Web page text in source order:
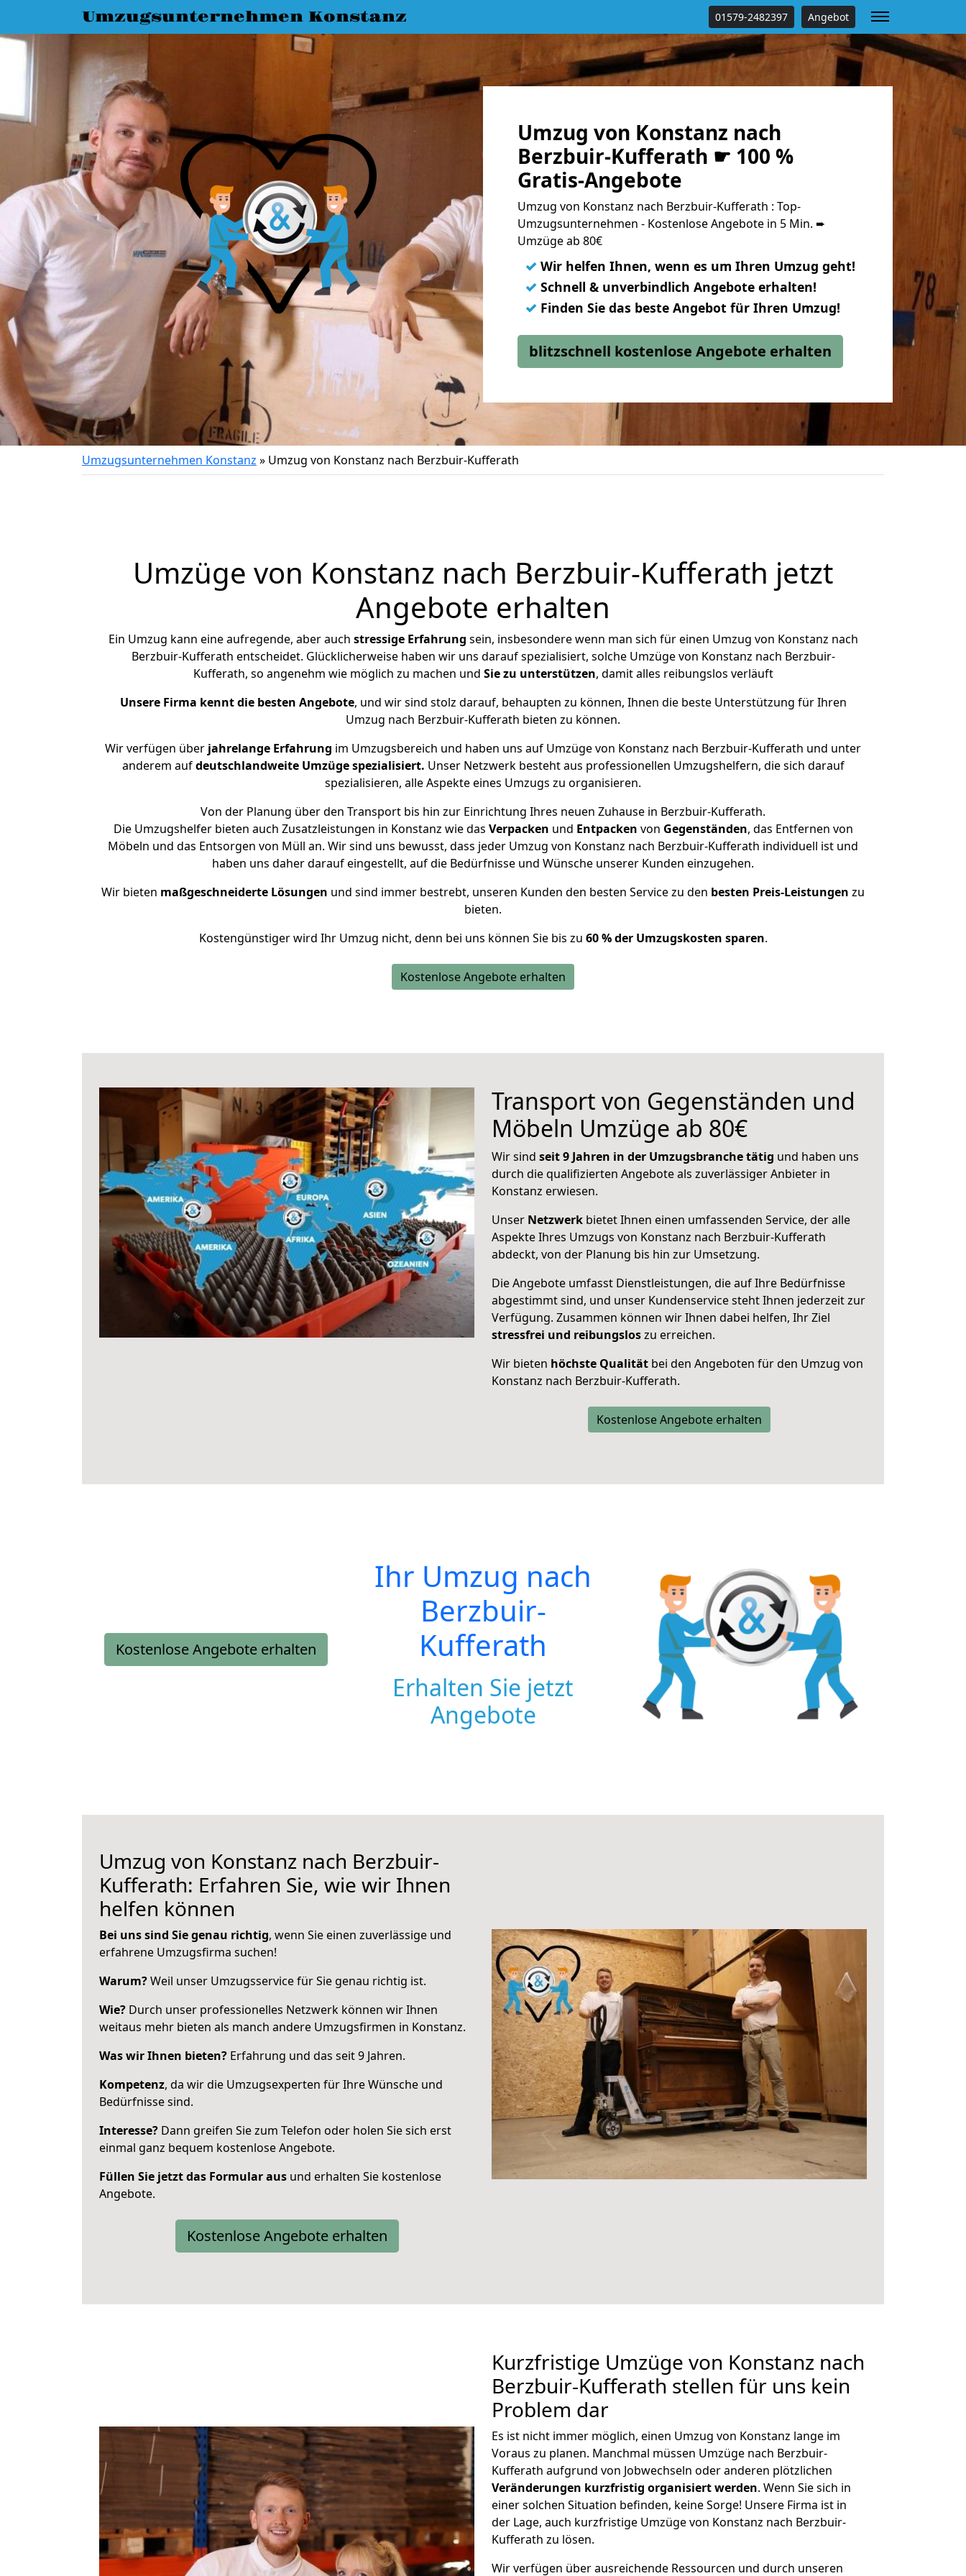
Umzugsunternehmen Konstanz 01579-2482397 Angebot
Umzug von Konstanz nach
Berzbuir-Kufferath ☛ 100 %
Gratis-Angebote
Umzug von Konstanz nach Berzbuir-Kufferath : Top-
Umzugsunternehmen - Kostenlose Angebote in 5 Min. ➨
Umzüge ab 80€
✓ Wir helfen Ihnen, wenn es um Ihren Umzug geht!
✓ Schnell & unverbindlich Angebote erhalten!
✓ Finden Sie das beste Angebot für Ihren Umzug!
blitzschnell kostenlose Angebote erhalten
Umzugsunternehmen Konstanz » Umzug von Konstanz nach Berzbuir-Kufferath
Umzüge von Konstanz nach Berzbuir-Kufferath jetzt
Angebote erhalten
Ein Umzug kann eine aufregende, aber auch stressige Erfahrung sein, insbesondere wenn man sich für einen Umzug von Konstanz nach
Berzbuir-Kufferath entscheidet. Glücklicherweise haben wir uns darauf spezialisiert, solche Umzüge von Konstanz nach Berzbuir-
Kufferath, so angenehm wie möglich zu machen und Sie zu unterstützen, damit alles reibungslos verläuft
Unsere Firma kennt die besten Angebote, und wir sind stolz darauf, behaupten zu können, Ihnen die beste Unterstützung für Ihren
Umzug nach Berzbuir-Kufferath bieten zu können.
Wir verfügen über jahrelange Erfahrung im Umzugsbereich und haben uns auf Umzüge von Konstanz nach Berzbuir-Kufferath und unter
anderem aufdeutschlandweite Umzüge spezialisiert. Unser Netzwerk besteht aus professionellen Umzugshelfern, die sich darauf
spezialisieren, alle Aspekte eines Umzugs zu organisieren.
Von der Planung über den Transport bis hin zur Einrichtung Ihres neuen Zuhause in Berzbuir-Kufferath.
Die Umzugshelfer bieten auch Zusatzleistungen in Konstanz wie das Verpacken und Entpacken von Gegenständen, das Entfernen von
Möbeln und das Entsorgen von Müll an. Wir sind uns bewusst, dass jeder Umzug von Konstanz nach Berzbuir-Kufferath individuell ist und
haben uns daher darauf eingestellt, auf die Bedürfnisse und Wünsche unserer Kunden einzugehen.
Wir bieten maßgeschneiderte Lösungen und sind immer bestrebt, unseren Kunden den besten Service zu den besten Preis-Leistungen zu
bieten.
Kostengünstiger wird Ihr Umzug nicht, denn bei uns können Sie bis zu 60 % der Umzugskosten sparen.
Kostenlose Angebote erhalten
Transport von Gegenständen und
Möbeln Umzüge ab 80€
Wir sind seit 9 Jahren in der Umzugsbranche tätig und haben uns
durch die qualifizierten Angebote als zuverlässiger Anbieter in
Konstanz erwiesen.
Unser Netzwerk bietet Ihnen einen umfassenden Service, der alle
Aspekte Ihres Umzugs von Konstanz nach Berzbuir-Kufferath
abdeckt, von der Planung bis hin zur Umsetzung.
Die Angebote umfasst Dienstleistungen, die auf Ihre Bedürfnisse
abgestimmt sind, und unser Kundenservice steht Ihnen jederzeit zur
Verfügung. Zusammen können wir Ihnen dabei helfen, Ihr Ziel
stressfrei und reibungsloszu erreichen.
Wir bieten höchste Qualität bei den Angeboten für den Umzug von
Konstanz nach Berzbuir-Kufferath.
Kostenlose Angebote erhalten
Kostenlose Angebote erhalten
Ihr Umzug nach
Berzbuir-
Kufferath
Erhalten Sie jetzt
Angebote
Umzug von Konstanz nach Berzbuir-
Kufferath: Erfahren Sie, wie wir Ihnen
helfen können
Bei uns sind Sie genau richtig, wenn Sie einen zuverlässige und
erfahrene Umzugsfirma suchen!
Warum?Weil unser Umzugsservice für Sie genau richtig ist.
Wie? Durch unser professionelles Netzwerk können wir Ihnen
weitaus mehr bieten als manch andere Umzugsfirmen in Konstanz.
Was wir Ihnen bieten? Erfahrung und das seit 9 Jahren.
Kompetenz, da wir die Umzugsexperten für Ihre Wünsche und
Bedürfnisse sind.
Interesse? Dann greifen Sie zum Telefon oder holen Sie sich erst
einmal ganz bequem kostenlose Angebote.
Füllen Sie jetzt das Formular aus und erhalten Sie kostenlose
Angebote.
Kostenlose Angebote erhalten
Kurzfristige Umzüge von Konstanz nach
Berzbuir-Kufferath stellen für uns kein
Problem dar
Es ist nicht immer möglich, einen Umzug von Konstanz lange im
Voraus zu planen. Manchmal müssen Umzüge nach Berzbuir-
Kufferath aufgrund von Jobwechseln oder anderen plötzlichen
Veränderungen kurzfristig organisiert werden. Wenn Sie sich in
einer solchen Situation befinden, keine Sorge! Unsere Firma ist in
der Lage, auch kurzfristige Umzüge von Konstanz nach Berzbuir-
Kufferath zu lösen.
Wir verfügen über ausreichende Ressourcen und durch unseren